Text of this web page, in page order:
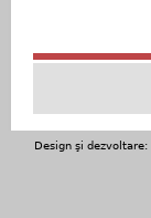
Design şi dezvoltare: